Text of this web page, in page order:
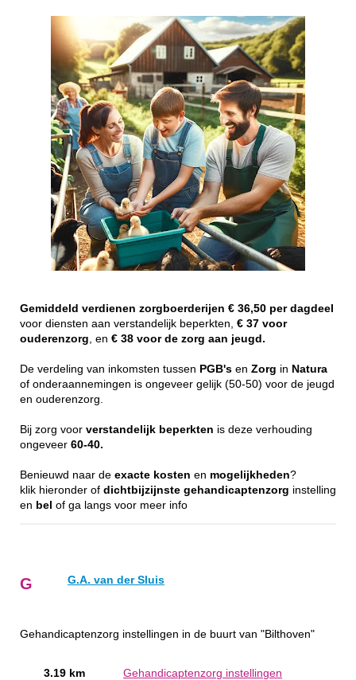
Gemiddeld verdienen zorgboerderijen € 36,50 per dagdeel
voor diensten aan verstandelijk beperkten, € 37 voor
ouderenzorg , en € 38 voor de zorg aan jeugd.
De verdeling van inkomsten tussen PGB's en Zorg in Natura
of onderaannemingen is ongeveer gelijk (50-50) voor de jeugd
en ouderenzorg.
Bij zorg voor verstandelijk beperkten is deze verhouding
ongeveer 60-40.
Benieuwd naar de exacte kosten en mogelijkheden?
klik hieronder of dichtbijzijnste gehandicaptenzorg instelling
en bel of ga langs voor meer info
G G.A. van der Sluis
Gehandicaptenzorg instellingen in de buurt van "Bilthoven"
3.19 km Gehandicaptenzorg instellingen